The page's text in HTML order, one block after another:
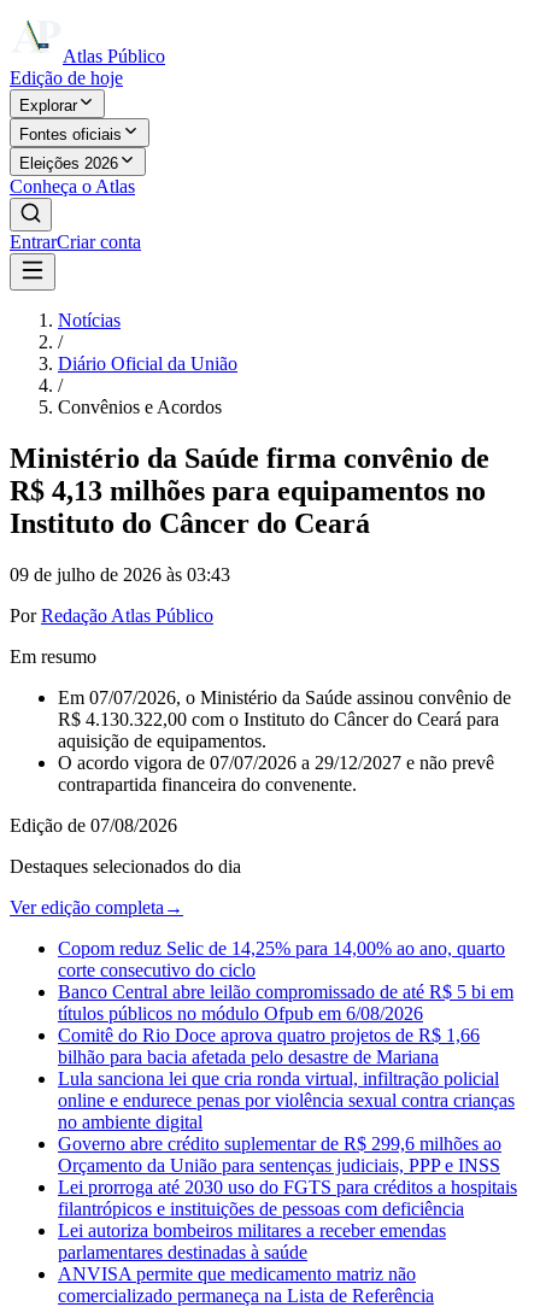
Atlas Público
Edição de hoje
Explorar
Fontes oficiais
Eleições 2026
Conheça o Atlas
EntrarCriar conta
Notícias
/
Diário Oficial da União
/
Convênios e Acordos
Ministério da Saúde firma convênio de
R$ 4,13 milhões para equipamentos no
Instituto do Câncer do Ceará
09 de julho de 2026 às 03:43
Por Redação Atlas Público
Em resumo
Em 07/07/2026, o Ministério da Saúde assinou convênio de
R$ 4.130.322,00 com o Instituto do Câncer do Ceará para
aquisição de equipamentos.
O acordo vigora de 07/07/2026 a 29/12/2027 e não prevê
contrapartida financeira do convenente.
Edição de 07/08/2026
Destaques selecionados do dia
Ver edição completa →
Copom reduz Selic de 14,25% para 14,00% ao ano, quarto
corte consecutivo do ciclo
Banco Central abre leilão compromissado de até R$ 5 bi em
títulos públicos no módulo Ofpub em 6/08/2026
Comitê do Rio Doce aprova quatro projetos de R$ 1,66
bilhão para bacia afetada pelo desastre de Mariana
Lula sanciona lei que cria ronda virtual, infiltração policial
online e endurece penas por violência sexual contra crianças
no ambiente digital
Governo abre crédito suplementar de R$ 299,6 milhões ao
Orçamento da União para sentenças judiciais, PPP e INSS
Lei prorroga até 2030 uso do FGTS para créditos a hospitais
filantrópicos e instituições de pessoas com deficiência
Lei autoriza bombeiros militares a receber emendas
parlamentares destinadas à saúde
ANVISA permite que medicamento matriz não
comercializado permaneça na Lista de Referência